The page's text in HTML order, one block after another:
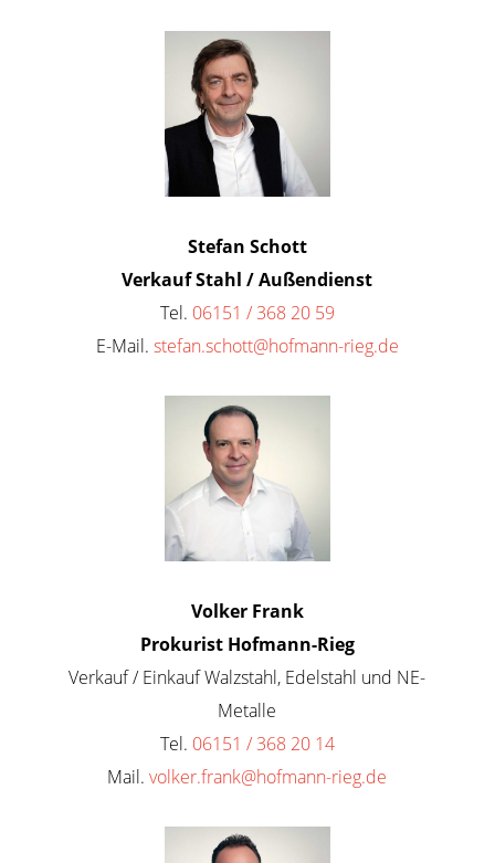
Stefan Schott
Verkauf Stahl / Außendienst
Tel. 06151 / 368 20 59
E-Mail. stefan.schott@hofmann-rieg.de
Volker Frank
Prokurist Hofmann-Rieg
Verkauf / Einkauf Walzstahl, Edelstahl und NE-
Metalle
Tel. 06151 / 368 20 14
Mail.volker.frank@hofmann-rieg.de